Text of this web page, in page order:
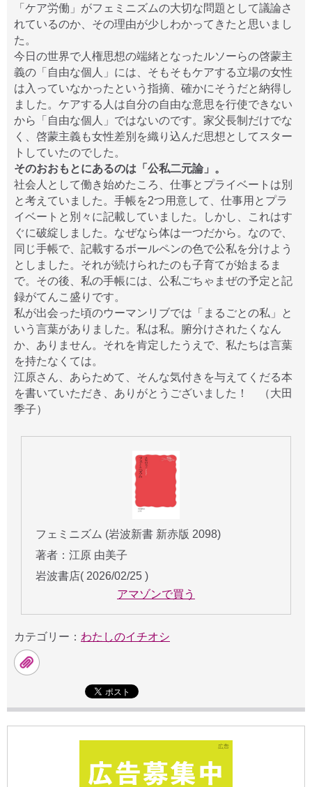
「ケア労働」がフェミニズムの大切な問題として議論さ
れているのか、その理由が少しわかってきたと思いまし
た。
今日の世界で人権思想の端緒となったルソーらの啓蒙主
義の「自由な個人」には、そもそもケアする立場の女性
は入っていなかったという指摘、確かにそうだと納得し
ました。ケアする人は自分の自由な意思を行使できない
から「自由な個人」ではないのです。家父長制だけでな
く、啓蒙主義も女性差別を織り込んだ思想としてスター
トしていたのでした。
そのおおもとにあるのは「公私二元論」。
社会人として働き始めたころ、仕事とプライベートは別
と考えていました。手帳を2つ用意して、仕事用とプラ
イベートと別々に記載していました。しかし、これはす
ぐに破綻しました。なぜなら体は一つだから。なので、
同じ手帳で、記載するボールペンの色で公私を分けよう
としました。それが続けられたのも子育てが始まるま
で。その後、私の手帳には、公私ごちゃまぜの予定と記
録がてんこ盛りです。
私が出会った頃のウーマンリブでは「まるごとの私」と
いう言葉がありました。私は私。腑分けされたくなん
か、ありません。それを肯定したうえで、私たちは言葉
を持たなくては。
江原さん、あらためて、そんな気付きを与えてくだる本
を書いていただき、ありがとうございました！ （大田
季子）
フェミニズム (岩波新書 新赤版 2098)
著者：江原 由美子
岩波書店( 2026/02/25 )
アマゾンで買う
カテゴリー： わたしのイチオシ